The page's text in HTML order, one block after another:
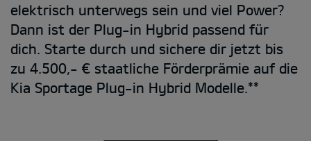
elektrisch unterwegs sein und viel Power?
Dann ist der Plug-in Hybrid passend für
dich. Starte durch und sichere dir jetzt bis
zu 4.500,- € staatliche Förderprämie auf die
Kia Sportage Plug-in Hybrid Modelle.**